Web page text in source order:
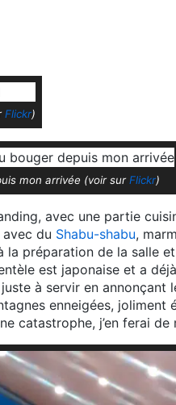
Flickr)
mon arrivée (voir surFlickr)
avec une partie
du Shabu-shabu,
la préparation de la salle
est japonaise et a
à servir en annonçant
enneigées, joliment
catastrophe, j’en ferai